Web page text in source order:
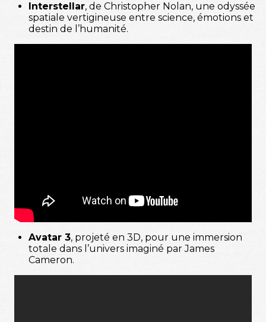
Interstellar, de Christopher Nolan, une odyssée
spatiale vertigineuse entre science, émotions et
destin de l’humanité.
Avatar 3, projeté en 3D, pour une immersion
totale dans l’univers imaginé par James
Cameron.